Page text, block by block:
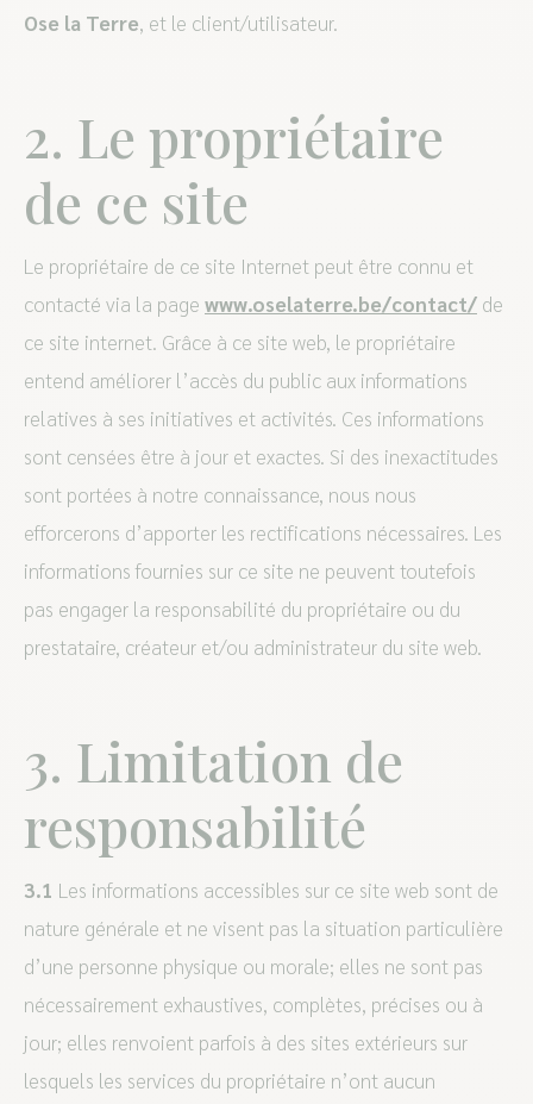
Ose la Terre, et le client/utilisateur.
2. Le propriétaire
de ce site
Le propriétaire de ce site Internet peut être connu et
contacté via la page www.oselaterre.be/contact/ de
ce site internet. Grâce à ce site web, le propriétaire
entend améliorer l’accès du public aux informations
relatives à ses initiatives et activités. Ces informations
sont censées être à jour et exactes. Si des inexactitudes
sont portées à notre connaissance, nous nous
efforcerons d’apporter les rectifications nécessaires. Les
informations fournies sur ce site ne peuvent toutefois
pas engager la responsabilité du propriétaire ou du
prestataire, créateur et/ou administrateur du site web.
3. Limitation de
responsabilité
3.1 Les informations accessibles sur ce site web sont de
nature générale et ne visent pas la situation particulière
d’une personne physique ou morale; elles ne sont pas
nécessairement exhaustives, complètes, précises ou à
jour; elles renvoient parfois à des sites extérieurs sur
lesquels les services du propriétaire n’ont aucun